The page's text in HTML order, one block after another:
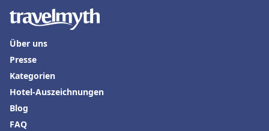
Über uns
Presse
Kategorien
Hotel-Auszeichnungen
Blog
FAQ